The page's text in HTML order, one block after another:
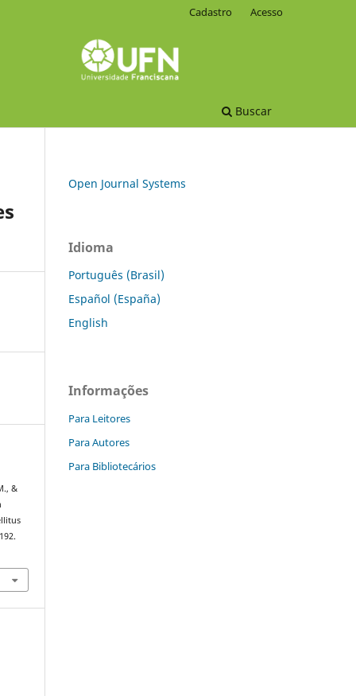
Buscar
Cadastro Acesso
&
Open Journal Systems
Idioma
Português (Brasil)
Español (España)
English
Informações
Para Leitores
Para Autores
Para Bibliotecários